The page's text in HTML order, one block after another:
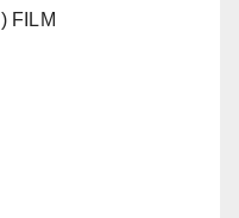
FILM